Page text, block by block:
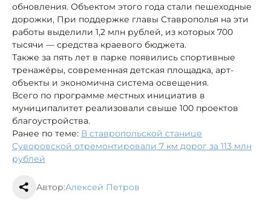
обновления. Объектом этого года стали пешеходные
дорожки, При поддержке главы Ставрополья на эти
работы выделили 1,2 млн рублей, из которых 700
тысячи — средства краевого бюджета.
Также за пять лет в парке появились спортивные
тренажёры, современная детская площадка, арт-
объекты и экономична система освещения.
Всего по программе местных инициатив в
муниципалитет реализовали свыше 100 проектов
благоустройства.
Ранее по теме: В ставропольской станице
Суворовской отремонтировали 7 км дорог за 113 млн
рублей
Автор:Алексей Петров